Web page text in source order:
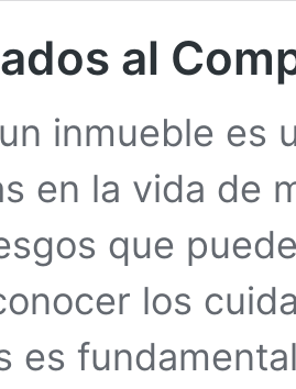
al
inmueble es
en la vida de
que
los
es